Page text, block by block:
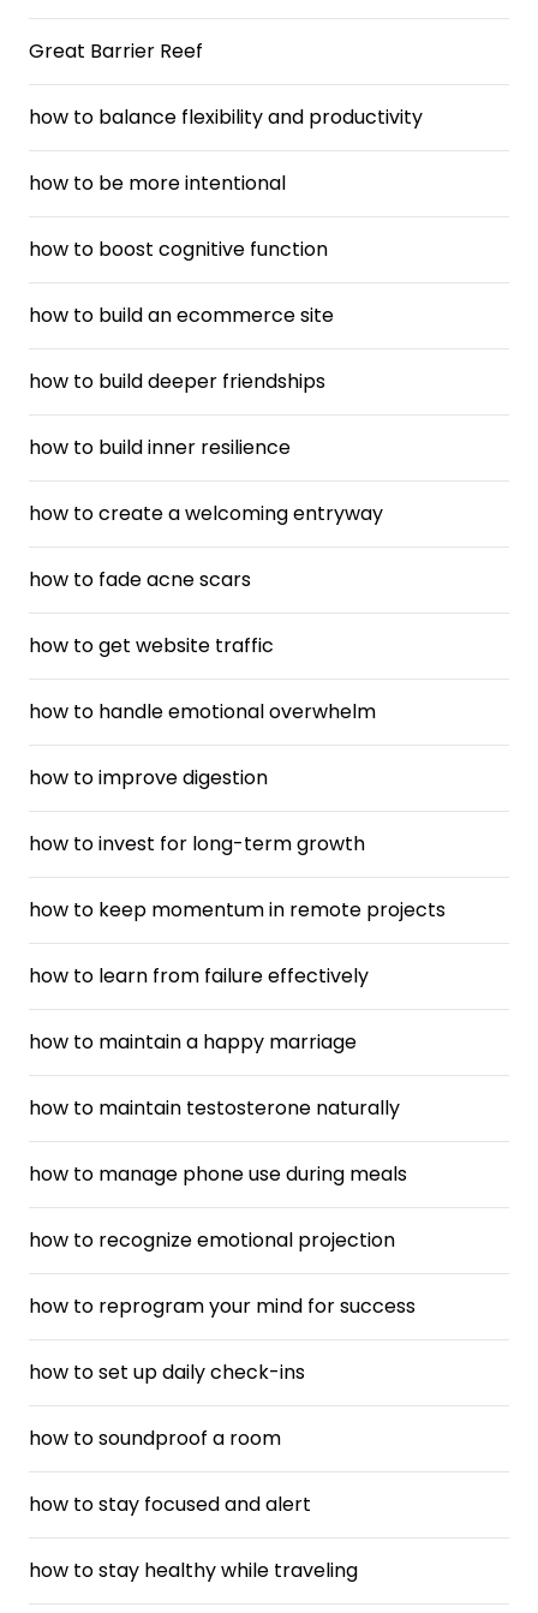
Great Barrier Reef
how to balance flexibility and productivity
how to be more intentional
how to boost cognitive function
how to build an ecommerce site
how to build deeper friendships
how to build inner resilience
how to create a welcoming entryway
how to fade acne scars
how to get website traffic
how to handle emotional overwhelm
how to improve digestion
how to invest for long-term growth
how to keep momentum in remote projects
how to learn from failure effectively
how to maintain a happy marriage
how to maintain testosterone naturally
how to manage phone use during meals
how to recognize emotional projection
how to reprogram your mind for success
how to set up daily check-ins
how to soundproof a room
how to stay focused and alert
how to stay healthy while traveling